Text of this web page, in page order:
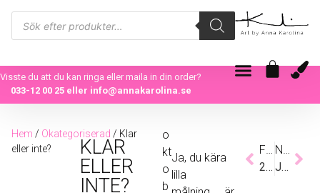
Visste du att du kan ringa eller maila in din order?
033-12 00 25eller info@annakarolina.se
Hem / Okategoriserad / Klar
eller inte?
KLAR
ELLER
INTE?
o
kt
o
b
Ja, du kära
lilla
Föregående
20 år med färgerna!
Nästa
Jag trodde aldrig